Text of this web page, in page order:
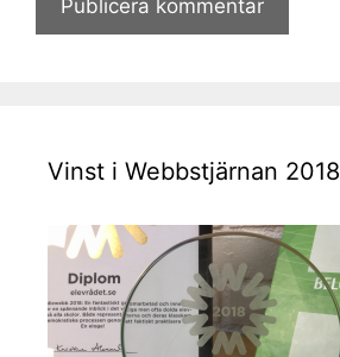
Vinst i Webbstjärnan 2018